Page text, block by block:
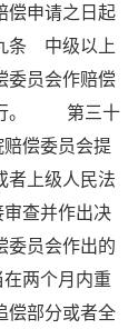
申请之日起
条 中级以上
员会作赔偿
行。 第三十
偿委员会提
上级人民法
查并作出决
员会作出的
两个月内重
部分或者全